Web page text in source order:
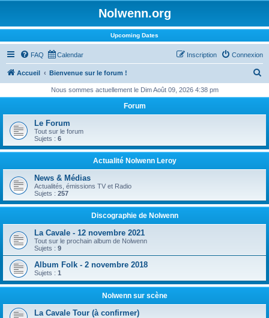
Nolwenn.org
Upcoming Dates
FAQ Calendar Connexion
Inscription
Accueil Bienvenue sur le forum !
h
r
r
Nous sommes actuellement le Dim Août 09, 2026 4:38 pm
Forum
Le Forum
Tout sur le forum
Sujets : 6
Actualité Nolwenn Leroy
News & Médias
Actualités, émissions TV et Radio
Sujets : 257
Discographie de Nolwenn
La Cavale - 12 novembre 2021
Tout sur le prochain album de Nolwenn
Sujets : 9
Album Folk - 2 novembre 2018
Sujets : 1
Nolwenn sur scène
La Cavale Tour (à confirmer)